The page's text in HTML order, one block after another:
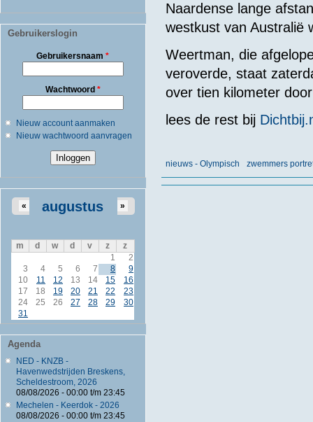
Gebruikerslogin
Gebruikersnaam*
Wachtwoord *
Nieuw account aanmaken
Nieuw wachtwoord aanvragen
augustus
« »
m d w d v z
z
1
2
3
4 5 6 7 8
9
10
11 12 13 14 15
16
17
18 19 20 21 22
23
24
25 26 27 28 29
30
31
Agenda
NED - KNZB -
Havenwedstrijden Breskens,
Scheldestroom, 2026
08/08/2026 - 00:00t/m 23:45
Mechelen - Keerdok - 2026
08/08/2026 - 00:00t/m 23:45
Naardense lange
westkust van Australië
Weertman, die
veroverde, staat
over tien kilometer
lees de rest bij
nieuws - Olympisch zwemmers